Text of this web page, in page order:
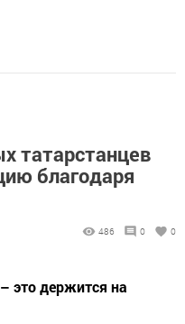
татарстанцев
благодаря
486 0 0
это держится на